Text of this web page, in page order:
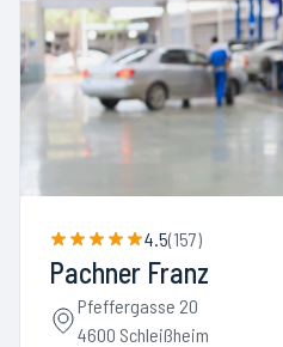
4.5(157)
Pachner Franz
Pfeffergasse 20
4600 Schleißheim